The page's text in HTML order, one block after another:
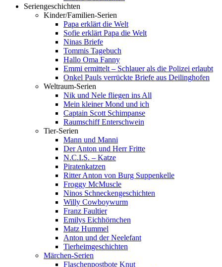
Seriengeschichten
Kinder/Familien-Serien
Papa erklärt die Welt
Sofie erklärt Papa die Welt
Ninas Briefe
Tommis Tagebuch
Hallo Oma Fanny
Emmi ermittelt – Schlauer als die Polizei erlaubt
Onkel Pauls verrückte Briefe aus Deilinghofen
Weltraum-Serien
Nik und Nele fliegen ins All
Mein kleiner Mond und ich
Captain Scott Schimpanse
Raumschiff Enterschwein
Tier-Serien
Mann und Manni
Der Anton und Herr Fritte
N.C.I.S. – Katze
Piratenkatzen
Ritter Anton von Burg Suppenkelle
Froggy McMuscle
Ninos Schneckengeschichten
Willy Cowboywurm
Franz Faultier
Emilys Eichhörnchen
Matz Hummel
Anton und der Neelefant
Tierheimgeschichten
Märchen-Serien
Flaschenpostbote Knut